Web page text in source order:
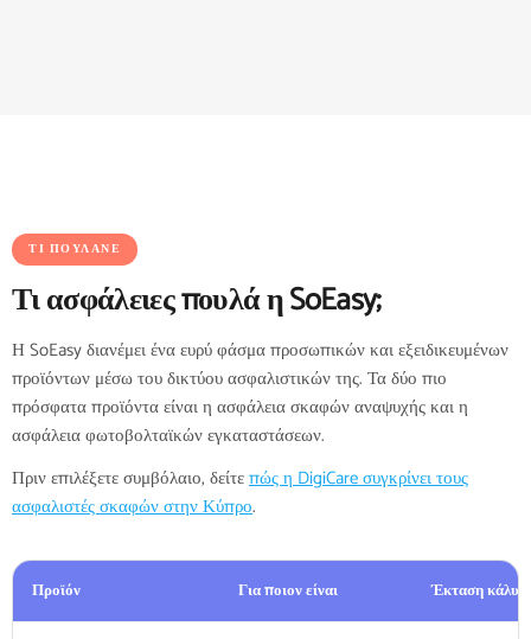
ΤΙ ΠΟΥΛΆΝΕ
Τι ασφάλειες πουλά η SoEasy;
Η SoEasy διανέμει ένα ευρύ φάσμα προσωπικών και εξειδικευμένων
προϊόντων μέσω του δικτύου ασφαλιστικών της. Τα δύο πιο
πρόσφατα προϊόντα είναι η ασφάλεια σκαφών αναψυχής και η
ασφάλεια φωτοβολταϊκών εγκαταστάσεων.
Πριν επιλέξετε συμβόλαιο, δείτεπώς η DigiCare συγκρίνει τους
ασφαλιστές σκαφών στην Κύπρο.
Προϊόν Για ποιον είναι Έκταση